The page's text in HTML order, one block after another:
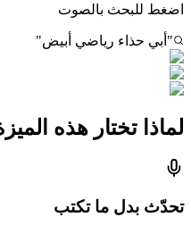
اضغط للبحث بالصوت
"أبي حذاء رياضي أبيض"
لماذا تختار هذه
تحدّث بدل ما تكتب